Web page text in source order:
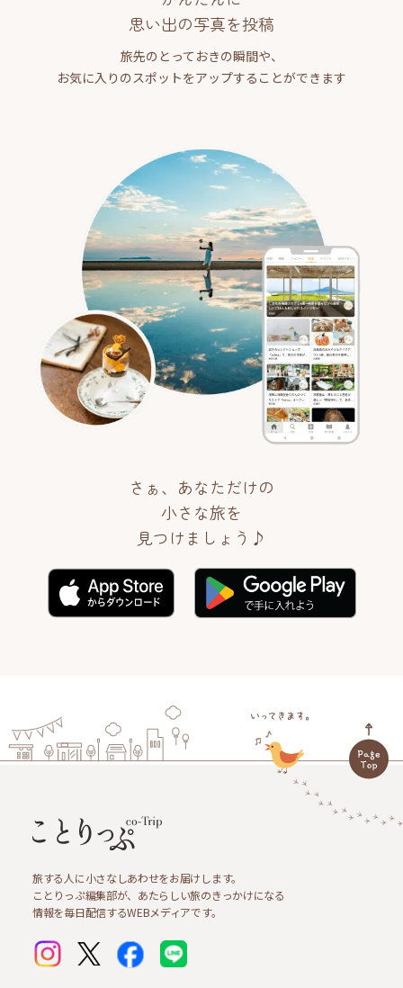
思い出の写真を投稿
旅先のとっておきの瞬間や、
お気に入りのスポットをアップすることができます
さぁ、あなただけの
小さな旅を
見つけましょう♪
旅する人に小さなしあわせをお届けします。
ことりっぷ編集部が、あたらしい旅のきっかけになる
情報を毎日配信するWEBメディアです。